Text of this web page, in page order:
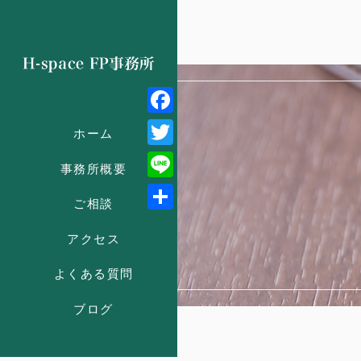
ホーム
事務所概要
ご相談
アクセス
よくある質問
ブログ
Facebook
Twitter
Line